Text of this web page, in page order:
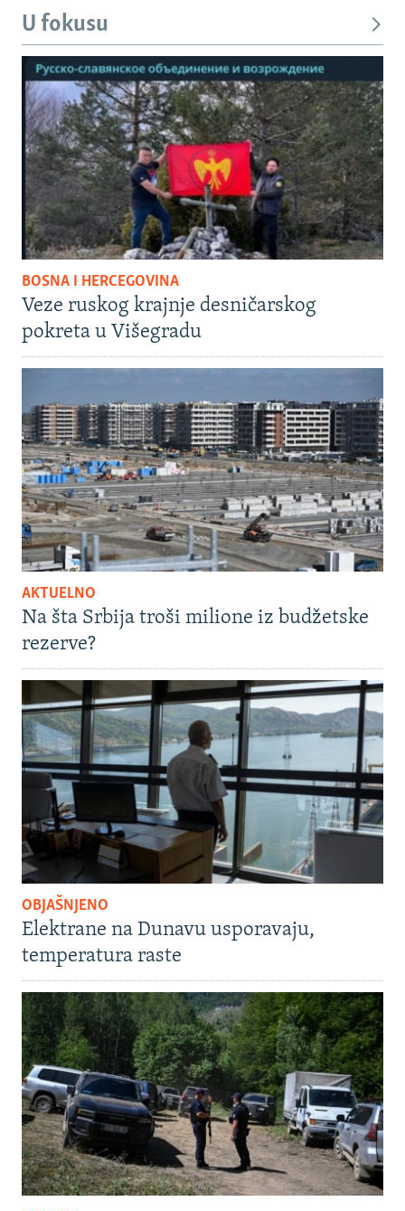
U fokusu
BOSNA I HERCEGOVINA
Veze ruskog krajnje desničarskog
pokreta u Višegradu
AKTUELNO
Na šta Srbija troši milione iz budžetske
rezerve?
OBJAŠNJENO
Elektrane na Dunavu usporavaju,
temperatura raste